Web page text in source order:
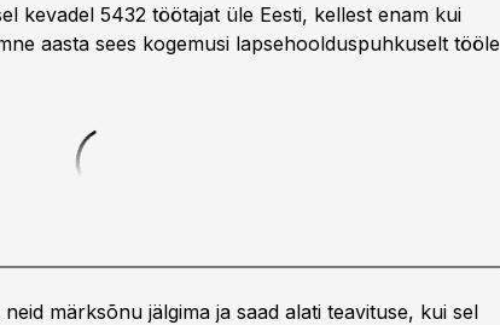
kevadel 5432 töötajat üle Eesti, kellest enam kui
aasta sees kogemusi lapsehoolduspuhkuselt tööle
neid märksõnu jälgima ja saad alati teavituse, kui sel